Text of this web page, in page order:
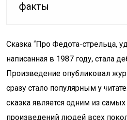
факты
Сказка “Про Федота-стрельца,
написанная в 1987 году, стала
Произведение опубликовал
сразу стало популярным у
сказка является одним из
произведений людей всех